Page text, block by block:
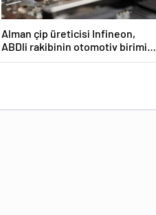
Alman çip üreticisi Infineon,
ABDli rakibinin otomotiv birimini
2,5 milyar dolara satın aldı